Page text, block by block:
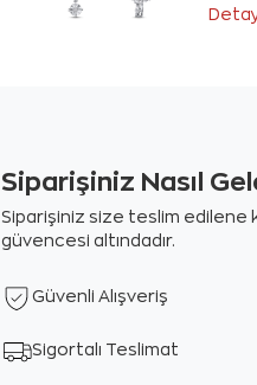
Siparişiniz Nasıl
Siparişiniz size teslim edilene
güvencesi altındadır.
Güvenli Alışveriş
Sigortalı Teslimat